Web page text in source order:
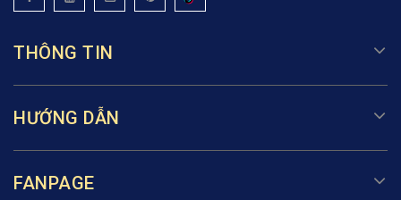
THÔNG TIN
HƯỚNG DẪN
FANPAGE